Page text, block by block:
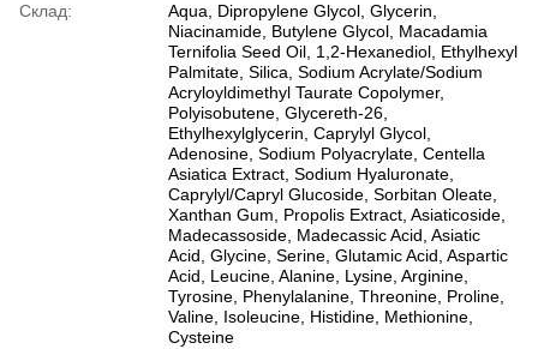
Склад:
Aqua, Dipropylene Glycol, Glycerin,
Niacinamide, Butylene Glycol, Macadamia
Ternifolia Seed Oil, 1,2-Hexanediol, Ethylhexyl
Palmitate, Silica, Sodium Acrylate/Sodium
Acryloyldimethyl Taurate Copolymer,
Polyisobutene, Glycereth-26,
Ethylhexylglycerin, Caprylyl Glycol,
Adenosine, Sodium Polyacrylate, Centella
Asiatica Extract, Sodium Hyaluronate,
Caprylyl/Capryl Glucoside, Sorbitan Oleate,
Xanthan Gum, Propolis Extract, Asiaticoside,
Madecassoside, Madecassic Acid, Asiatic
Acid, Glycine, Serine, Glutamic Acid, Aspartic
Acid, Leucine, Alanine, Lysine, Arginine,
Tyrosine, Phenylalanine, Threonine, Proline,
Valine, Isoleucine, Histidine, Methionine,
Cysteine